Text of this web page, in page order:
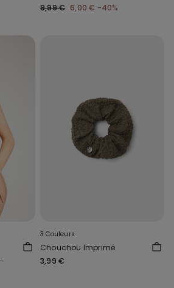
9,99 € 6,00 € -40%
3 Couleurs
Chouchou Imprimé
3,99 €